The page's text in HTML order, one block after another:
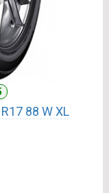
88 W XL